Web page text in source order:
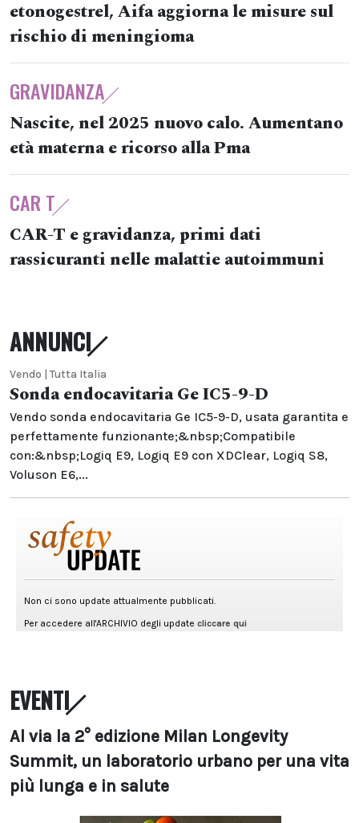
etonogestrel, Aifa aggiorna le misure sul
rischio di meningioma
GRAVIDANZA
Nascite, nel 2025 nuovo calo. Aumentano
età materna e ricorso alla Pma
CAR T
CAR-T e gravidanza, primi dati
rassicuranti nelle malattie autoimmuni
ANNUNCI
Vendo | Tutta Italia
Sonda endocavitaria Ge IC5-9-D
Vendo sonda endocavitaria Ge IC5-9-D, usata garantita e
perfettamente funzionante;&nbsp;Compatibile
con:&nbsp;Logiq E9, Logiq E9 con XDClear, Logiq S8,
Voluson E6,...
EVENTI
Al via la 2° edizione Milan Longevity
Summit, un laboratorio urbano per una vita
più lunga e in salute